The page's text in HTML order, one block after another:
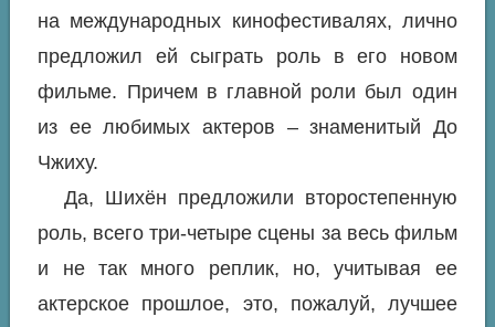
на международных кинофестивалях, лично
предложил ей сыграть роль в его новом
фильме. Причем в главной роли был один
из ее любимых актеров – знаменитый До
Чжиху.
Да, Шихён предложили второстепенную
роль, всего три-четыре сцены за весь фильм
и не так много реплик, но, учитывая ее
актерское прошлое, это, пожалуй, лучшее